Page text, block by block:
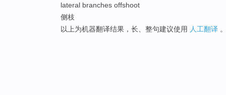
lateral branches offshoot
侧枝
以上为机器翻译结果，长、整句建议使用 人工翻译